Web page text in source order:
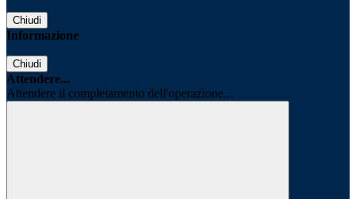
Chiudi
Informazione
Chiudi
Attendere...
Attendere il completamento dell'operazione...